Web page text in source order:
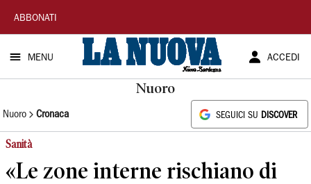
La
Nuova
Sardegna
ABBONATI
MENU ACCEDI
Nuoro
Nuoro Cronaca SEGUICI SU DISCOVER
Sanità
«Le zone interne rischiano di